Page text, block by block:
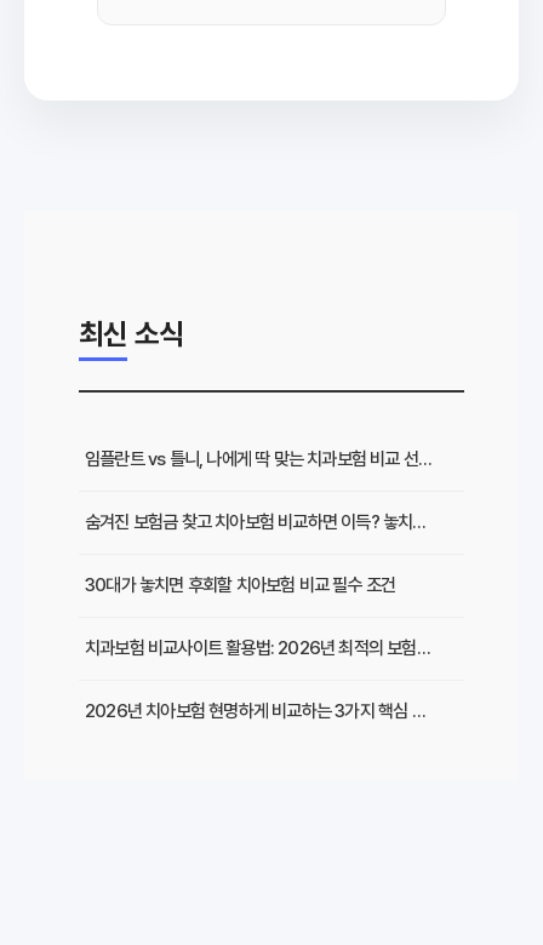
최신 소식
임플란트 vs 틀니, 나에게 딱 맞는 치과보험 비교 선택 가이드
숨겨진 보험금 찾고 치아보험 비교하면 이득? 놓치면 후회하는 꿀팁
30대가 놓치면 후회할 치아보험 비교 필수 조건
치과보험 비교사이트 활용법: 2026년 최적의 보험 똑똑하게 선택하는 방법
2026년 치아보험 현명하게 비교하는 3가지 핵심 전략